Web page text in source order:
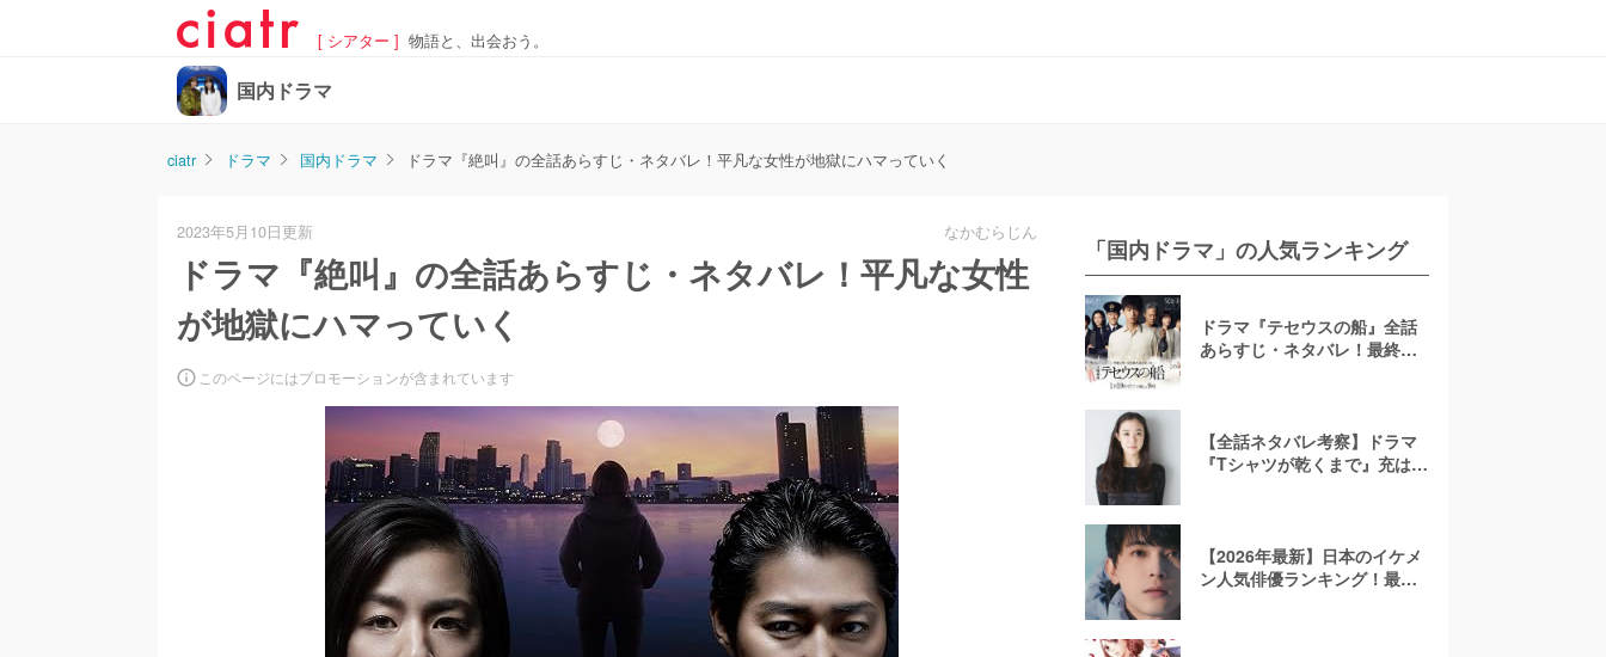
[ シアター ] 物語と、出会おう。
国内ドラマ
ciatr ドラマ 国内ドラマ ドラマ『絶叫』の全話あらすじ・ネタバレ！平凡な女性が地獄にハマっていく
2023年5月10日更新 なかむらじん
ドラマ『絶叫』の全話あらすじ・ネタバレ！平凡な女性
が地獄にハマっていく
このページにはプロモーションが含まれています
「国内ドラマ」の人気ランキング
ドラマ『テセウスの船』全話
あらすじ・ネタバレ！最終回
【全話ネタバレ考察】ドラマ
『Tシャツが乾くまで』充はな
【2026年最新】日本のイケメ
ン人気俳優ランキング！最も